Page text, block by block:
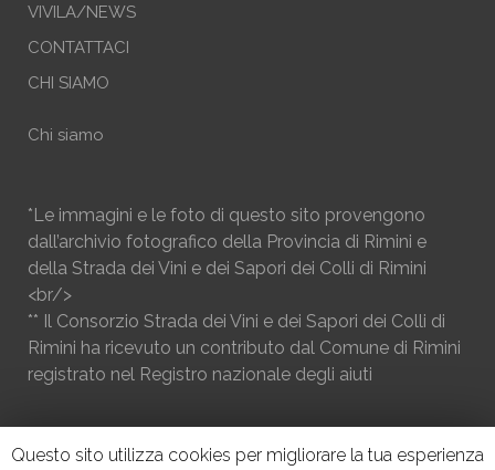
VIVILA/NEWS
CONTATTACI
CHI SIAMO
Chi siamo
*Le immagini e le foto di questo sito provengono
dall’archivio fotografico della Provincia di Rimini e
della Strada dei Vini e dei Sapori dei Colli di Rimini
<br/>
** Il Consorzio Strada dei Vini e dei Sapori dei Colli di
Rimini ha ricevuto un contributo dal Comune di Rimini
registrato nel Registro nazionale degli aiuti
Questo sito utilizza cookies per migliorare la tua esperienza